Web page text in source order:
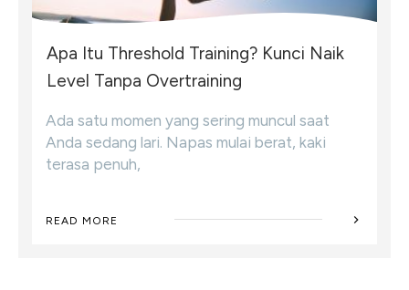
Apa Itu Threshold Training? Kunci Naik
Level Tanpa Overtraining
Ada satu momen yang sering muncul saat
Anda sedang lari. Napas mulai berat, kaki
terasa penuh,
READ MORE